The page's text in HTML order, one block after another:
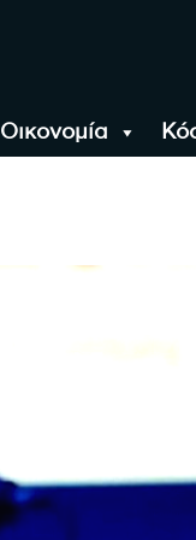
Οικονομία